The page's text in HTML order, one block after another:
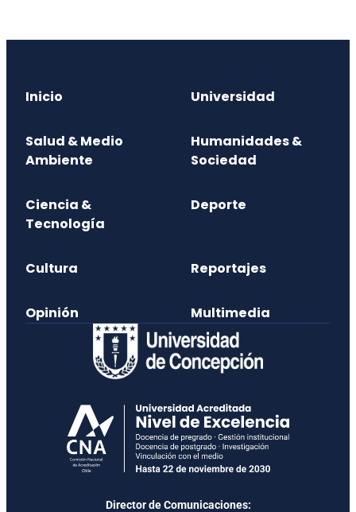
Inicio Universidad
Salud & Medio
Ambiente
Humanidades &
Sociedad
Ciencia &
Tecnología
Deporte
Cultura Reportajes
Opinión Multimedia
Director de Comunicaciones: